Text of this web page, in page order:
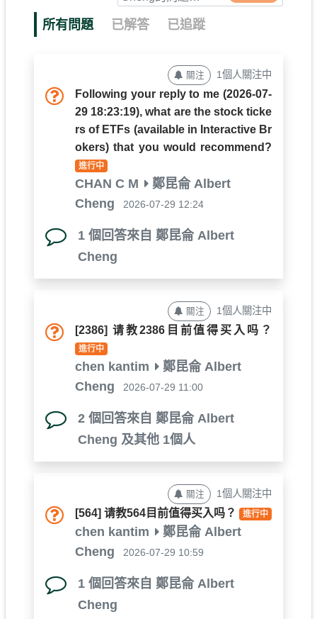
所有問題 已解答 已追蹤
關注 1個人關注中
Following your reply to me (2026-07-
29 18:23:19), what are the stock ticke
rs of ETFs (available in Interactive Br
okers) that you would recommend?
進行中
CHAN C M
鄭昆侖 Albert
Cheng
2026-07-29 12:24
1 個回答來自 鄭昆侖 Albert
Cheng
關注 1個人關注中
[2386] 请教2386目前值得买入吗？
進行中
chen kantim
鄭昆侖 Albert
Cheng
2026-07-29 11:00
2 個回答來自 鄭昆侖 Albert
Cheng 及其他 1個人
關注 1個人關注中
[564] 请教564目前值得买入吗？ 進行中
chen kantim
鄭昆侖 Albert
Cheng
2026-07-29 10:59
1 個回答來自 鄭昆侖 Albert
Cheng